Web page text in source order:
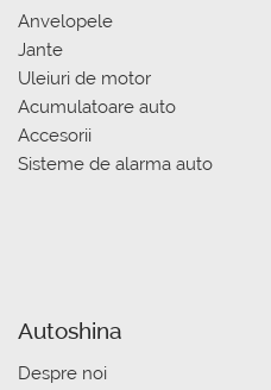
Anvelopele
Jante
Uleiuri de motor
Acumulatoare auto
Accesorii
Sisteme de alarma auto
Autoshina
Despre noi